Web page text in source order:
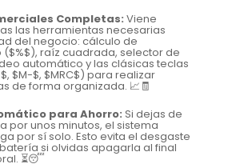
Completas: Viene
las herramientas necesarias
del negocio: cálculo de
($%$), raíz cuadrada, selector de
automático y las clásicas teclas
, $M-$, $MRC$) para realizar
de forma organizada. 📈🧾
para Ahorro: Si dejas de
por unos minutos, el sistema
por sí solo. Esto evita el desgaste
si olvidas apagarla al final
⏳😴